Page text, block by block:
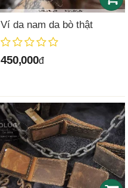
Ví da nam da bò thật
450,000đ